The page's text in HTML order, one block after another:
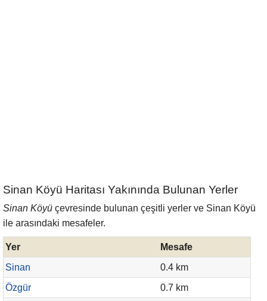
Sinan Köyü Haritası Yakınında Bulunan Yerler
Sinan Köyü çevresinde bulunan çeşitli yerler ve Sinan Köyü
ile arasındaki mesafeler.
Yer
Mesafe
Sinan
0.4 km
Özgür
0.7 km